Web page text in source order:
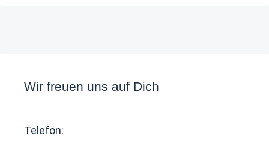
Wir freuen uns auf Dich
Telefon: